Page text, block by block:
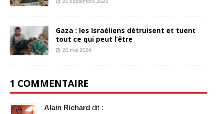
Gaza : les Israéliens détruisent et tuent
tout ce qui peut l’être
20 mai 2024
1 COMMENTAIRE
Alain Richard dit :